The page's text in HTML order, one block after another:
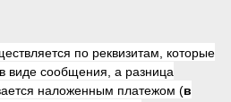
по реквизитам, которые
виде сообщения, а разница
наложенным платежом (в